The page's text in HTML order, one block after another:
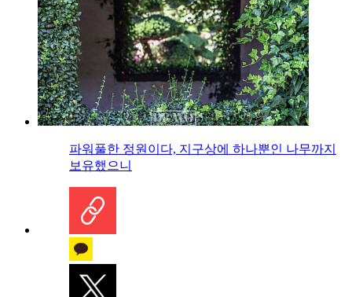
파워풀한 정원이다, 지구상에 하나뿐인 나무까지
보유했으니